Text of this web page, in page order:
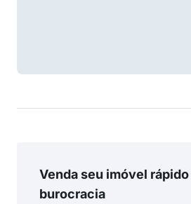
Venda seu imóvel
burocracia